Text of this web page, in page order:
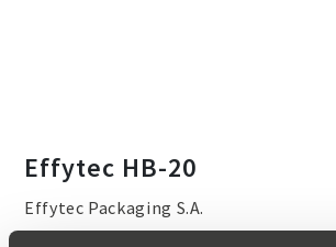
Effytec HB-20
Effytec Packaging S.A.